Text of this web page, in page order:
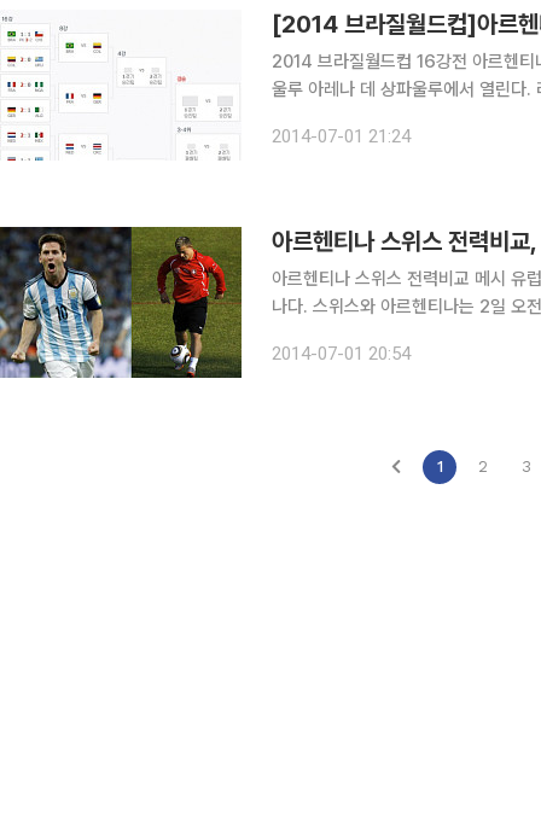
2014 브라질월드컵 16강전 아르헨
울루 아레나 데 상파울루에서 열린다. 리오넬 메시가 이끄는 아르헨티나는 브라질과 더불어 강력한
지막 경기였던 온두라스전에서는 셰
2014-07-01 21:24
아르헨티나 스위스 전력비교
아르헨티나 스위스 전력비교 메시 유
나다. 스위스와 아르헨티나는 2일 오전 1시(한국시간) 브라질 상파울루의 코린치앙스 경기장에서
전하는 아르헨티나는 특급 공격수 리
2014-07-01 20:54
1 2 3